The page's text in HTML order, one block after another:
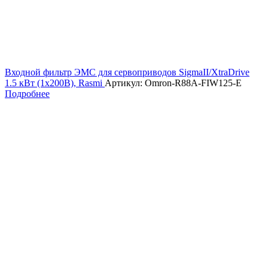
Входной фильтр ЭМС для сервоприводов SigmaII/XtraDrive
1.5 кВт (1х200В), Rasmi Артикул: Omron-R88A-FIW125-E
Подробнее